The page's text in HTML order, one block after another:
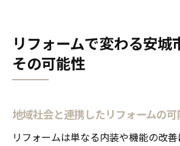
リフォームで変わる安城
その可能性
地域社会と連携したリフォームの
リフォームは単なる内装や機能の改